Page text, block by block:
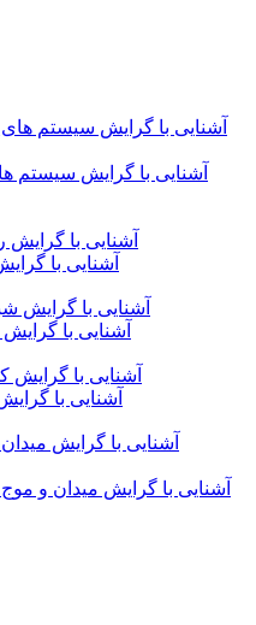
آشنایی با گرایش سیستم
آشنایی با
آشنایی با
آشنایی با
آشنایی با گرایش میدان و